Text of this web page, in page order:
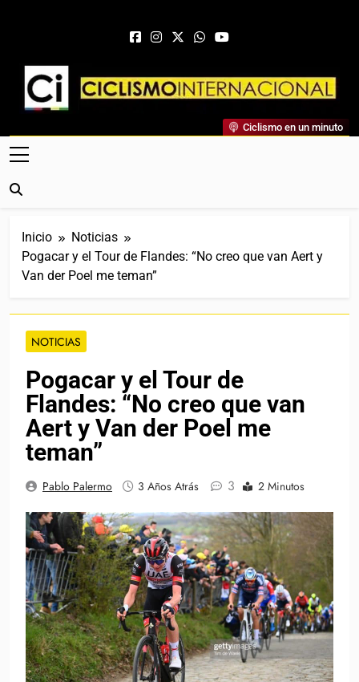
Ciclismo Internacional
Web Dedicada Al Ciclismo Mundial. Entrevistas, Análisis,
Crónicas, Previas Y Más. La Web Ciclista De Referencia.
Ciclismo en un minuto
Inicio
Noticias
Pogacar y el Tour de Flandes: “No creo que van Aert y
Van der Poel me teman”
NOTICIAS
Pogacar y el Tour de
Flandes: “No creo que van
Aert y Van der Poel me
teman”
Pablo Palermo 3 Años Atrás 3 2 Minutos